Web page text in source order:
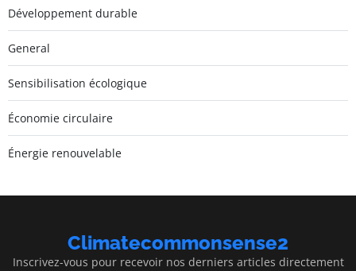
Développement durable
General
Sensibilisation écologique
Économie circulaire
Énergie renouvelable
Climatecommonsense2
Inscrivez-vous pour recevoir nos derniers articles directement